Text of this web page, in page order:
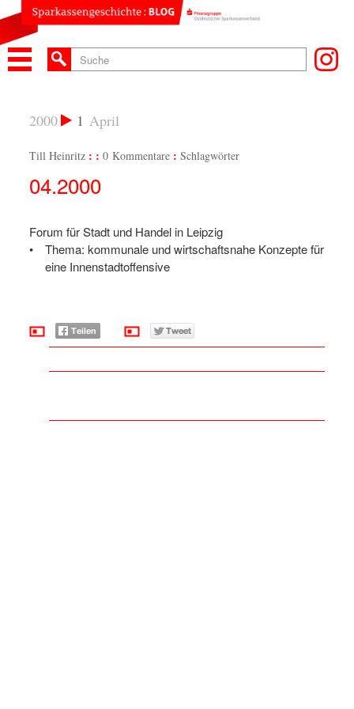
1 April
2000
Till Heinritz 0 Kommentare Schlagwörter
04.2000
Forum für Stadt und Handel in Leipzig
Thema: kommunale und wirtschaftsnahe Konzepte für
eine Innenstadtoffensive